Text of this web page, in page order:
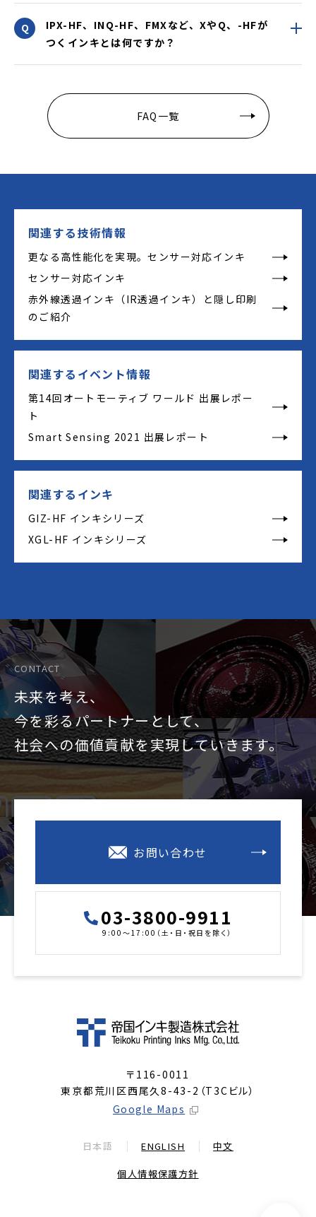
IPX-HF、INQ-HF、FMXなど、XやQ、-HFが
つくインキとは何ですか？
FAQ一覧
関連する技術情報
更なる高性能化を実現。センサー対応インキ
センサー対応インキ
赤外線透過インキ（IR透過インキ）と隠し印刷
のご紹介
関連するイベント情報
第14回オートモーティブ ワールド 出展レポー
ト
Smart Sensing 2021 出展レポート
関連するインキ
GIZ-HF インキシリーズ
XGL-HF インキシリーズ
CONTACT
未来を考え、
今を彩るパートナーとして、
社会への価値貢献を実現していきます。
お問い合わせ
03-3800-9911
9:00～17:00（土・日・祝日を除く）
〒116-0011
東京都荒川区西尾久8-43-2（T3Cビル）
Google Maps
日本語 ENGLISH 中文
個人情報保護方針